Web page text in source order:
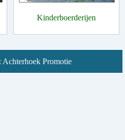
Kinderboerderijen
Promotie